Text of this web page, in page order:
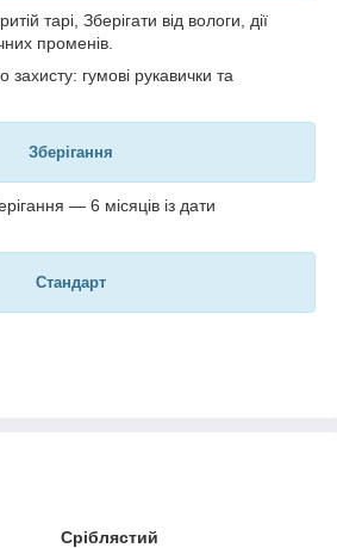
тарі, Зберігати від вологи, дії
променів.
захисту: гумові рукавички та
Зберігання
— 6 місяців із дати
Стандарт
Сріблястий